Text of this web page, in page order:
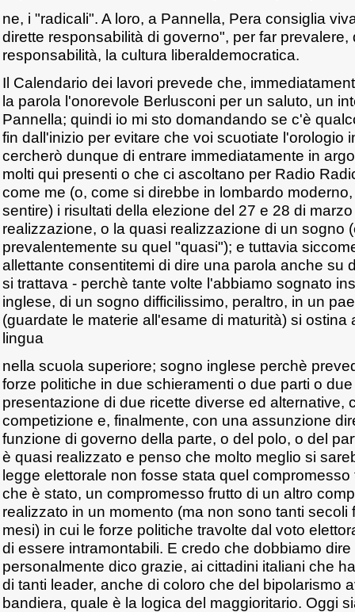
ne, i "radicali". A loro, a Pannella, Pera consiglia
dirette responsabilità di governo", per far
responsabilità, la cultura liberaldemocratica.
Il Calendario dei lavori prevede che,
la parola l'onorevole Berlusconi per un saluto, un
Pannella; quindi io mi sto domandando se c'è
fin dall'inizio per evitare che voi scuotiate l'orologio
cercherò dunque di entrare immediatamente in
molti qui presenti o che ci ascoltano per Radio
come me (o, come si direbbe in lombardo
sentire) i risultati della elezione del 27 e 28 di
realizzazione, o la quasi realizzazione di un sogno
prevalentemente su quel "quasi"); e tuttavia
allettante consentitemi di dire una parola anche su
si trattava - perchè tante volte l'abbiamo sognato
inglese, di un sogno difficilissimo, peraltro, in un
(guardate le materie all'esame di maturità) si
lingua
nella scuola superiore; sogno inglese perchè
forze politiche in due schieramenti o due parti o
presentazione di due ricette diverse ed alternative,
competizione e, finalmente, con una assunzione
funzione di governo della parte, o del polo, o del
è quasi realizzato e penso che molto meglio si
legge elettorale non fosse stata quel
che è stato, un compromesso frutto di un altro
realizzato in un momento (ma non sono tanti secoli
mesi) in cui le forze politiche travolte dal voto
di essere intramontabili. E credo che dobbiamo
personalmente dico grazie, ai cittadini italiani che
di tanti leader, anche di coloro che del bipolarismo
bandiera, quale è la logica del maggioritario. Oggi